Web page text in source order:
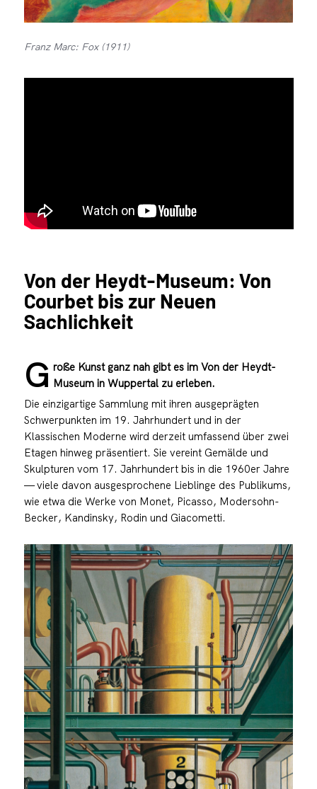
Franz Marc: Fox (1911)
Von der Heydt-Museum: Von
Courbet bis zur Neuen
Sachlichkeit
G roße Kunst ganz nah gibt es im Von der Heydt-
Museum in Wuppertal zu erleben.
Die einzigartige Sammlung mit ihren ausgeprägten
Schwerpunkten im 19. Jahrhundert und in der
Klassischen Moderne wird derzeit umfassend über zwei
Etagen hinweg präsentiert. Sie vereint Gemälde und
Skulpturen vom 17. Jahrhundert bis in die 1960er Jahre
— viele davon ausgesprochene Lieblinge des Publikums,
wie etwa die Werke von Monet, Picasso, Modersohn-
Becker, Kandinsky, Rodin und Giacometti.